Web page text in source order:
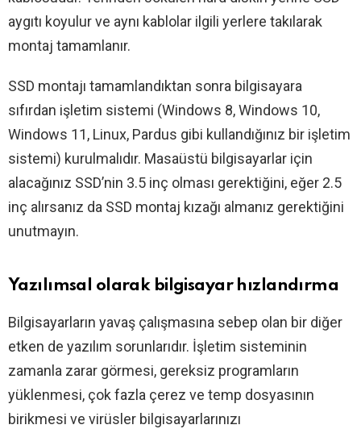
aygıtı koyulur ve aynı kablolar ilgili yerlere takılarak
montaj tamamlanır.
SSD montajı tamamlandıktan sonra bilgisayara
sıfırdan işletim sistemi (Windows 8, Windows 10,
Windows 11, Linux, Pardus gibi kullandığınız bir işletim
sistemi) kurulmalıdır. Masaüstü bilgisayarlar için
alacağınız SSD’nin 3.5 inç olması gerektiğini, eğer 2.5
inç alırsanız da SSD montaj kızağı almanız gerektiğini
unutmayın.
Yazılımsal olarak bilgisayar hızlandırma
Bilgisayarların yavaş çalışmasına sebep olan bir diğer
etken de yazılım sorunlarıdır. İşletim sisteminin
zamanla zarar görmesi, gereksiz programların
yüklenmesi, çok fazla çerez ve temp dosyasının
birikmesi ve virüsler bilgisayarlarınızı